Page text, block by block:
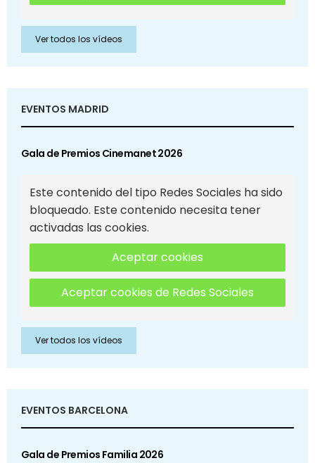
Ver todos los vídeos
EVENTOS MADRID
Gala de Premios Cinemanet 2026
Este contenido del tipo Redes Sociales ha sido
bloqueado. Este contenido necesita tener
activadas las cookies.
Aceptar cookies
Aceptar cookies de Redes Sociales
Ver todos los vídeos
EVENTOS BARCELONA
Gala de Premios Familia 2026